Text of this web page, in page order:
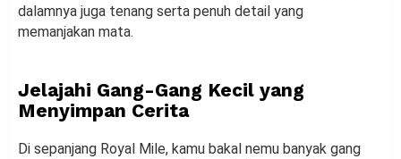
dalamnya juga tenang serta penuh detail yang
memanjakan mata.
Jelajahi Gang-Gang Kecil yang
Menyimpan Cerita
Di sepanjang Royal Mile, kamu bakal nemu banyak gang